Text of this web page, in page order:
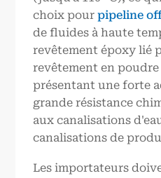
choix pourpipeline
de fluides à haute
revêtement époxy lié
revêtement en
présentant une forte
grande résistance
aux canalisations
canalisations de
Les importateurs